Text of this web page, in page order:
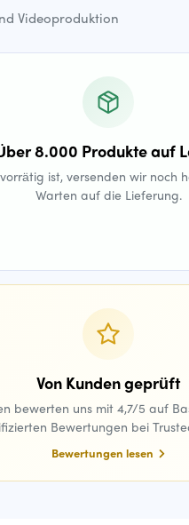
Videoproduktion
8.000 Produkte auf
ist, versenden wir noch
Warten auf die Lieferung.
Von Kunden geprüft
bewerten uns mit 4,7/5 auf
Bewertungen bei
Bewertungen lesen